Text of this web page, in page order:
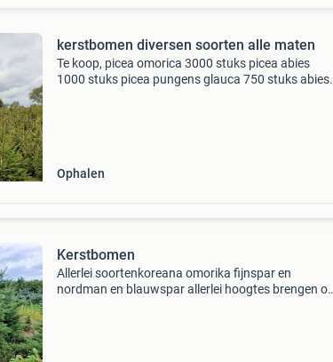
kerstbomen diversen soorten alle maten
Te koop, picea omorica 3000 stuks picea abies
1000 stuks picea pungens glauca 750 stuks abies
Ophalen
Kerstbomen
Allerlei soortenkoreana omorika fijnspar en
nordman en blauwspar allerlei hoogtes brengen of